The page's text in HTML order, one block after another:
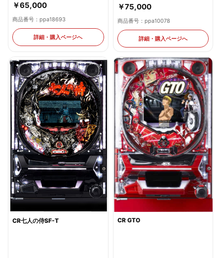
￥65,000
商品番号：ppa18693
詳細・購入ページへ
￥75,000
商品番号：ppa10078
詳細・購入ページへ
CR七人の侍SF-T CR GTO